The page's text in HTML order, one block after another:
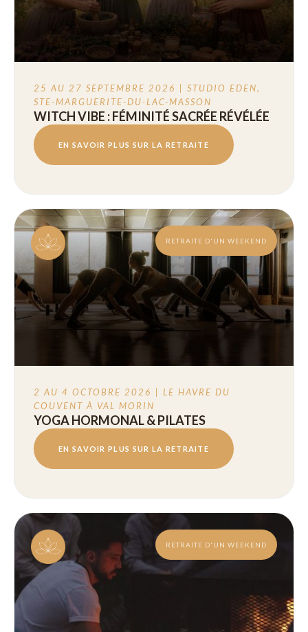
25 AU 27 SEPTEMBRE 2026 | STUDIO EDEN,
STE-MARGUERITE-DU-LAC-MASSON
WITCH VIBE : FÉMINITÉ SACRÉE RÉVÉLÉE
EN SAVOIR PLUS SUR LA RETRAITE
RETRAITE D'UN WEEKEND
2 AU 4 OCTOBRE 2026 | LE HAVRE DU
COUVENT À VAL MORIN
YOGA HORMONAL & PILATES
EN SAVOIR PLUS SUR LA RETRAITE
RETRAITE D'UN WEEKEND